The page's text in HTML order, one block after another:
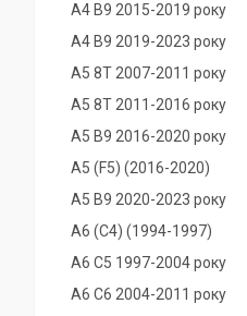
A4 B9 2015-2019 року
A4 B9 2019-2023 року
A5 8T 2007-2011 року
A5 8T 2011-2016 року
A5 B9 2016-2020 року
A5 (F5) (2016-2020)
A5 B9 2020-2023 року
A6 (С4) (1994-1997)
A6 C5 1997-2004 року
A6 C6 2004-2011 року